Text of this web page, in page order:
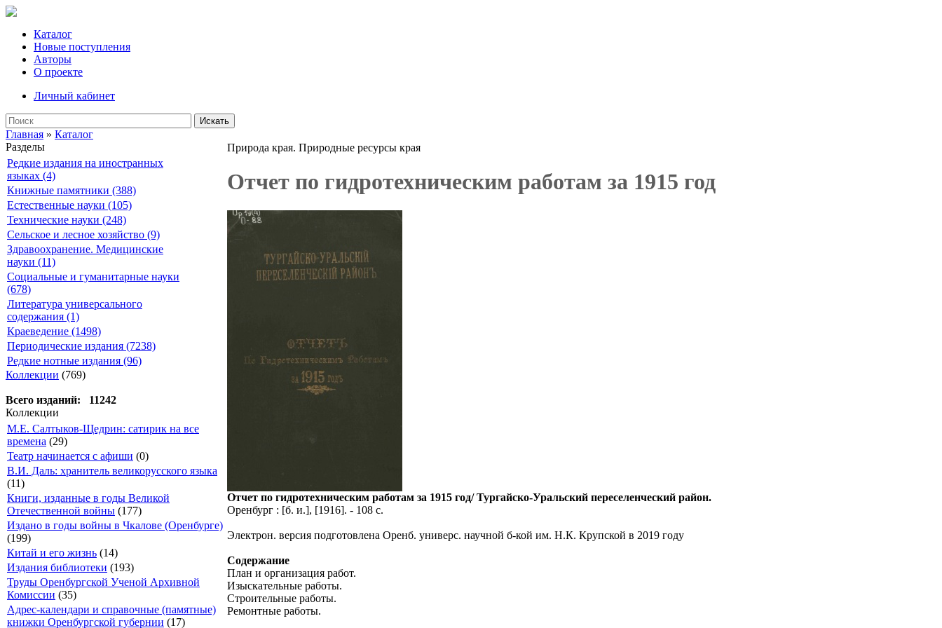
Каталог
Новые поступления
Авторы
О проекте
Личный кабинет
Искать
Главная » Каталог
Разделы
Редкие издания на иностранных
языках (4)
Книжные памятники (388)
Естественные науки (105)
Технические науки (248)
Сельское и лесное хозяйство (9)
Здравоохранение. Медицинские
науки (11)
Социальные и гуманитарные науки
(678)
Литература универсального
содержания (1)
Краеведение (1498)
Периодические издания (7238)
Редкие нотные издания (96)
Коллекции (769)
Всего изданий: 11242
Коллекции
М.Е. Салтыков-Щедрин: сатирик на все
времена (29)
Театр начинается с афиши (0)
В.И. Даль: хранитель великорусского языка
(11)
Книги, изданные в годы Великой
Отечественной войны (177)
Издано в годы войны в Чкалове (Оренбурге)
(199)
Китай и его жизнь (14)
Издания библиотеки (193)
Труды Оренбургской Ученой Архивной
Комиссии (35)
Адрес-календари и справочные (памятные)
книжки Оренбургской губернии (17)
Природа края. Природные ресурсы края
Отчет по гидротехническим работам за 1915 год
Отчет по гидротехническим работам за 1915 год/ Тургайско-Уральский переселенческий район.
Оренбург : [б. и.], [1916]. - 108 с.
Электрон. версия подготовлена Оренб. универс. научной б-кой им. Н.К. Крупской в 2019 году
Содержание
План и организация работ.
Изыскательные работы.
Строительные работы.
Ремонтные работы.